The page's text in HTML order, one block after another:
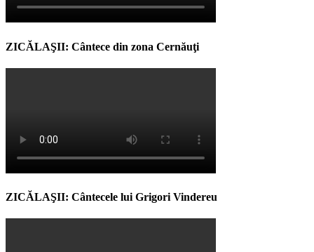
ZICĂLAŞII: Cântece din zona Cernăuţi
ZICĂLAŞII: Cântecele lui Grigori Vindereu